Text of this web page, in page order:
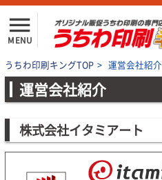
menu
MENU
うちわ印刷キングTOP > 運営会社紹介
運営会社紹介
株式会社イタミアート